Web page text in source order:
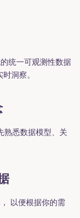
统一可观测性数据
洞察。
熟悉数据模型、关
， 以便根据你的需